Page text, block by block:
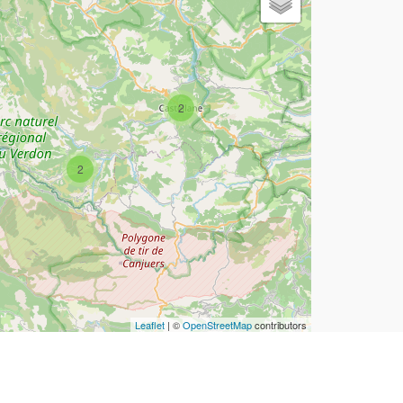
2
2
Leaflet | ©OpenStreetMapcontributors